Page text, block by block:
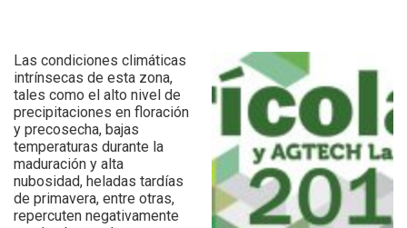
Las condiciones climáticas
intrínsecas de esta zona,
tales como el alto nivel de
precipitaciones en floración
y precosecha, bajas
temperaturas durante la
maduración y alta
nubosidad, heladas tardías
de primavera, entre otras,
repercuten negativamente